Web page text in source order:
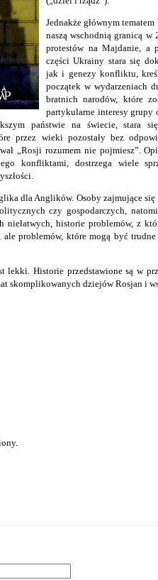
Jednakże głównym
naszą wschodnią granicą
protestów na Majdanie, a
części Ukrainy stara się
jak i genezy konfliktu,
początek w wydarzeniach
bratnich narodów, które
partykularne interesy grupy
państwie na świecie, stara
przez wieki pozostały bez
„Rosji rozumem nie pojmiesz”.
konfliktami, dostrzega wiele
dla Anglików. Osoby zajmujące
czy gospodarczych,
niełatwych, historie problemów, z
problemów, które mogą być
lekki. Historie przedstawione są w
skomplikowanych dziejów Rosjan i